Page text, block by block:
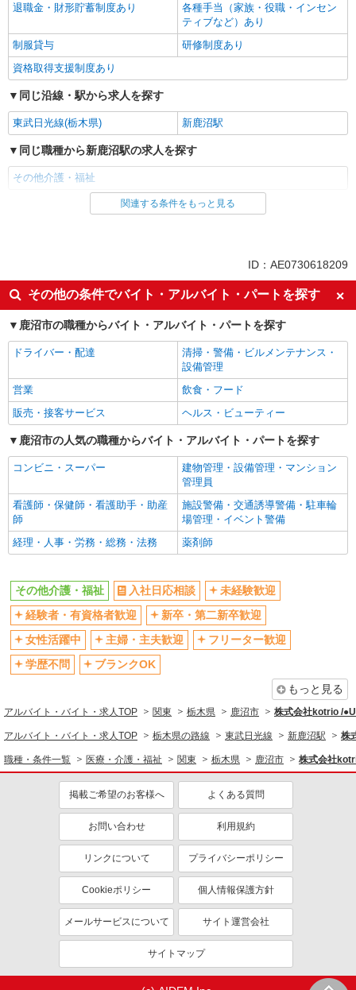
退職金・財形貯蓄制度あり
各種手当（家族・役職・インセン
ティブなど）あり
制服貸与
研修制度あり
資格取得支援制度あり
同じ沿線・駅から求人を探す
東武日光線(栃木県) 新鹿沼駅
同じ職種から新鹿沼駅の求人を探す
その他介護・福祉
同じ雇用形態から新鹿沼駅の求人を探す
入社日応相談
未経験歓迎
経験者・有資格者歓迎
新卒・第二新卒歓迎
女性活躍中
主婦・主夫歓迎
フリーター歓迎
学歴不問
ブランクOK
ミドル（40代～）活躍中
エルダー（50代～）活躍中
シニア（60代～）活躍中
高収入・高額
ボーナス・賞与あり
昇給あり
完全週休2日制
フルタイム歓迎
禁煙・分煙
駅直結・駅チカ
車通勤OK
バイク通勤OK
自転車通勤OK
残業少なめ（月20h未満）
交通費支給
退職金・財形貯蓄制度あり
各種手当（家族・役職・インセン
ティブなど）あり
制服貸与
研修制度あり
資格取得支援制度あり
同じ職種から求人を探す
同じ特徴から求人を探す
未経験歓迎
ミドル（40代～）活躍中
ボーナス・賞与あり
車通勤OK
産休・育休取得実績あり
関連する条件をもっと見る
ID：AE0730618209
その他の条件でバイト・アルバイト・パートを探す
鹿沼市の職種からバイト・アルバイト・パートを探す
ドライバー・配達
清掃・警備・ビルメンテナンス・
設備管理
営業
飲食・フード
販売・接客サービス
ヘルス・ビューティー
鹿沼市の人気の職種からバイト・アルバイト・パートを探す
コンビニ・スーパー
建物管理・設備管理・マンション
管理員
看護師・保健師・看護助手・助産
師
施設警備・交通誘導警備・駐車輪
場管理・イベント警備
経理・人事・労務・総務・法務
薬剤師
その他介護・福祉 入社日応相談
未経験歓迎
経験者・有資格者歓迎
新卒・第二新卒歓迎
女性活躍中
主婦・主夫歓迎
フリーター歓迎
学歴不問
ブランクOK
もっと見る
アルバイト・バイト・求人TOP 関東 栃木県 鹿沼市 株式会社kotrio /
アルバイト・バイト・求人TOP 栃木県の路線 東武日光線 新鹿沼駅 株
職種・条件一覧 医療・介護・福祉 関東 栃木県 鹿沼市 株式会社
掲載ご希望のお客様へ よくある質問
お問い合わせ 利用規約
リンクについて プライバシーポリシー
Cookieポリシー 個人情報保護方針
メールサービスについて サイト運営会社
サイトマップ